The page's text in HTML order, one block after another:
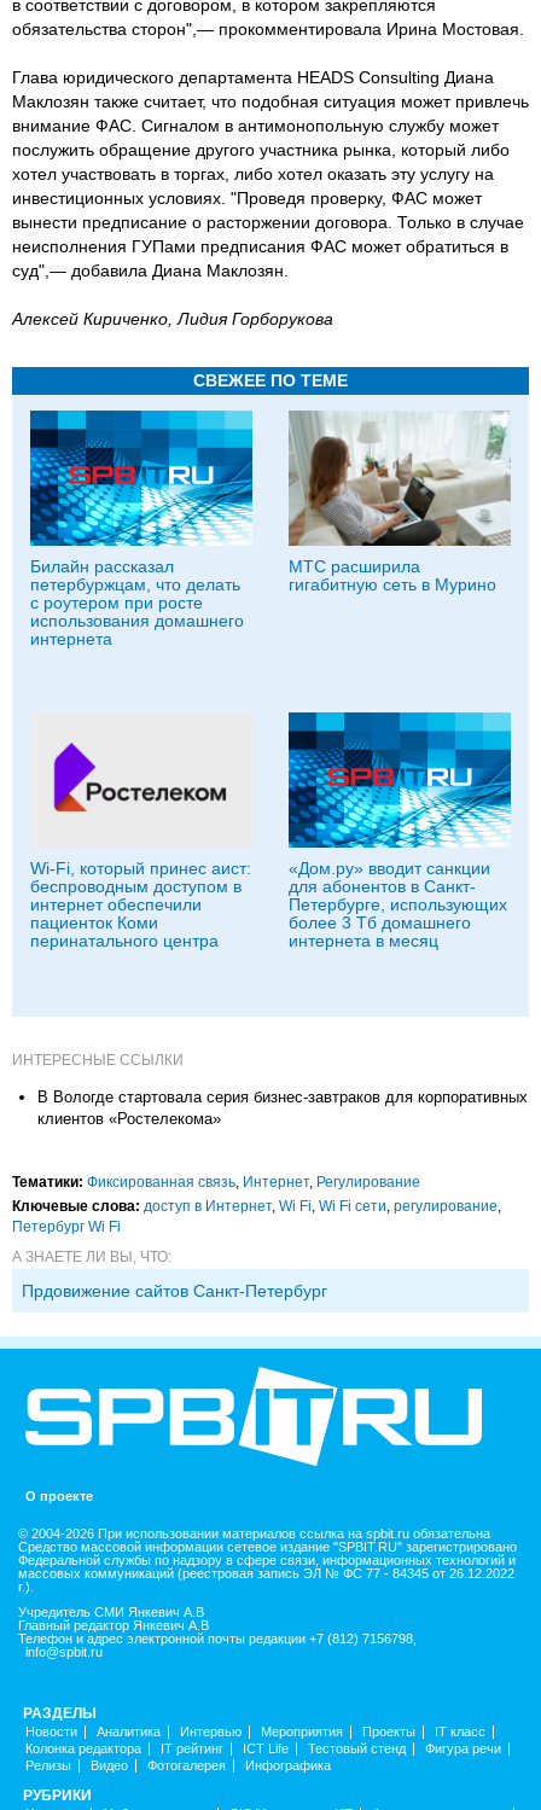
в соответствии с договором, в котором закрепляются
обязательства сторон",— прокомментировала Ирина Мостовая.
Глава юридического департамента HEADS Consulting Диана
Маклозян также считает, что подобная ситуация может привлечь
внимание ФАС. Сигналом в антимонопольную службу может
послужить обращение другого участника рынка, который либо
хотел участвовать в торгах, либо хотел оказать эту услугу на
инвестиционных условиях. "Проведя проверку, ФАС может
вынести предписание о расторжении договора. Только в случае
неисполнения ГУПами предписания ФАС может обратиться в
суд",— добавила Диана Маклозян.
Алексей Кириченко, Лидия Горборукова
СВЕЖЕЕ ПО ТЕМЕ
Билайн рассказал
петербуржцам, что делать
с роутером при росте
использования домашнего
интернета
МТС расширила
гигабитную сеть в Мурино
Wi-Fi, который принес аист:
беспроводным доступом в
интернет обеспечили
пациенток Коми
перинатального центра
«Дом.ру» вводит санкции
для абонентов в Санкт-
Петербурге, использующих
более 3 Тб домашнего
интернета в месяц
ИНТЕРЕСНЫЕ ССЫЛКИ
В Вологде стартовала серия бизнес-завтраков для корпоративных
клиентов «Ростелекома»
Тематики: Фиксированная связь Интернет, Регулирование
Ключевые слова: доступ в Интернет, Wi Fi Wi Fi сети регулирование
Петербург Wi Fi
А ЗНАЕТЕ ЛИ ВЫ, ЧТО:
Прдовижение сайтов Санкт-Петербург
О проекте
© 2004-2026 При использовании материалов ссылка на spbit.ru обязательна
Средство массовой информации сетевое издание "SPBIT.RU" зарегистрировано
Федеральной службы по надзору в сфере связи, информационных технологий и
массовых коммуникаций (реестровая запись ЭЛ № ФС 77 - 84345 от 26.12.2022
г.).
Учредитель СМИ Янкевич А.В
Главный редактор Янкевич А.В
Телефон и адрес электронной почты редакции +7 (812) 7156798,
info@spbit.ru
РАЗДЕЛЫ
Новости Аналитика Интервью Мероприятия Проекты
IT класс
Колонка редактора
IT рейтинг ICT Life Тестовый стенд
Фигура речи
Релизы
Видео Фотогалерея Инфографика
РУБРИКИ